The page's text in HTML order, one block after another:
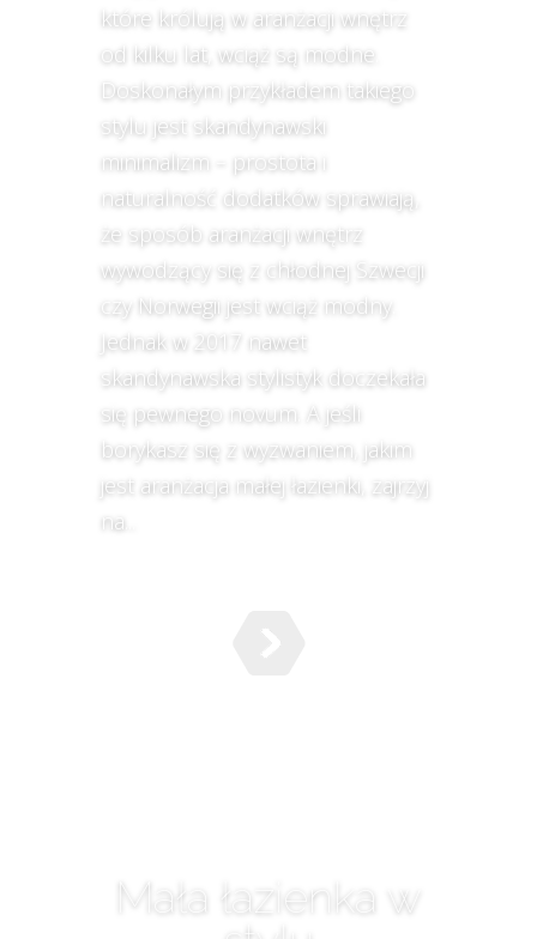
które królują w aranżacji wnętrz
od kilku lat, wciąż są modne.
Doskonałym przykładem takiego
stylu jest skandynawski
minimalizm – prostota i
naturalność dodatków sprawiają,
że sposób aranżacji wnętrz
wywodzący się z chłodnej Szwecji
czy Norwegii jest wciąż modny.
Jednak w 2017 nawet
skandynawska stylistyk doczekała
się pewnego novum. A jeśli
borykasz się z wyzwaniem, jakim
jest aranżacja małej łazienki, zajrzyj
na...
Mała łazienka w